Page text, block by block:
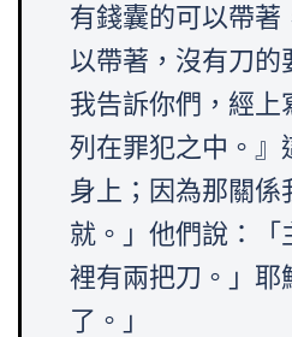
有錢囊的可以帶著
以帶著，沒有刀的
我告訴你們，經上
列在罪犯之中。』
身上；因為那關係
就。」他們說：「
裡有兩把刀。」耶
了。」